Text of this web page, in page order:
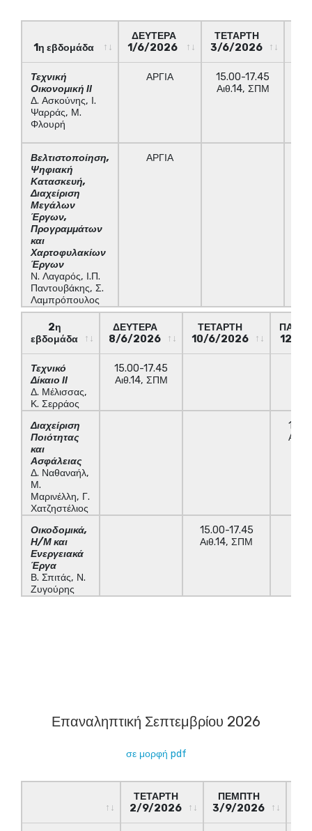
1η εβδομάδα
ΔΕΥΤΕΡΑ
1/6/2026
ΤΕΤΑΡΤΗ
3/6/2026
1/6/2026
3/6/2026
Τεχνική
Οικονομική ΙΙ
Δ. Ασκούνης, Ι.
Ψαρράς, Μ.
Φλουρή
ΑΡΓΙΑ
15.00-17.45
Αιθ.14, ΣΠΜ
Βελτιστοποίηση,
Ψηφιακή
Κατασκευή,
Διαχείριση
Μεγάλων
Έργων,
Προγραμμάτων
και
Χαρτοφυλακίων
Έργων
Ν. Λαγαρός, Ι.Π.
Παντουβάκης, Σ.
Λαμπρόπουλος
ΑΡΓΙΑ
2η
εβδομάδα
ΔΕΥΤΕΡΑ
8/6/2026
ΤΕΤΑΡΤΗ
10/6/2026
12/6/
εβδομάδα
8/6/2026
Τεχνικό
Δίκαιο ΙΙ
Δ. Μέλισσας,
Κ. Σερράος
15.00-17.45
Αιθ.14, ΣΠΜ
Διαχείριση
Ποιότητας
και
Ασφάλειας
Δ. Ναθαναήλ,
Μ.
Μαρινέλλη, Γ.
Χατζηστέλιος
Οικοδομικά,
Η/Μ και
Ενεργειακά
Έργα
Β. Σπιτάς, Ν.
Ζυγούρης
15.00-17.45
Αιθ.14, ΣΠΜ
Επαναληπτική Σεπτεμβρίου 2026
σε μορφή pdf
ΤΕΤΑΡΤΗ
2/9/2026
ΠΕΜΠΤΗ
3/9/2026